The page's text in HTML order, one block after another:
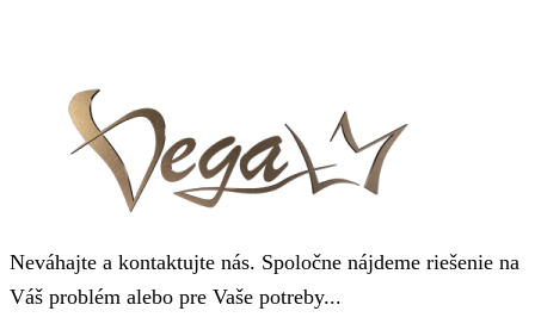
Neváhajte a kontaktujte nás. Spoločne nájdeme riešenie na
Váš problém alebo pre Vaše potreby...